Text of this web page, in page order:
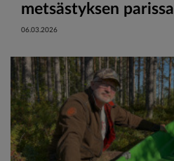
metsästyksen parissa
06.03.2026